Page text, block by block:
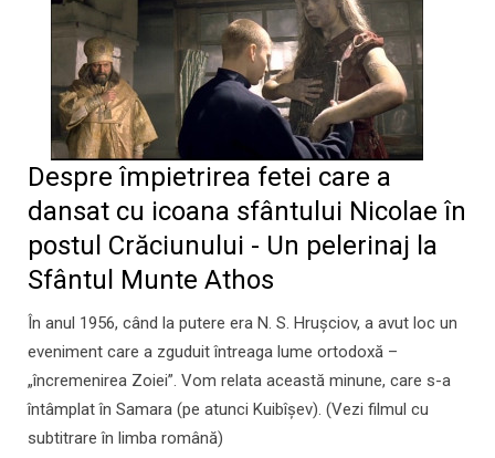
Despre împietrirea fetei care a
dansat cu icoana sfântului Nicolae în
postul Crăciunului - Un pelerinaj la
Sfântul Munte Athos
În anul 1956, când la putere era N. S. Hruşciov, a avut loc un
eveniment care a zguduit întreaga lume ortodoxă –
„încremenirea Zoiei”. Vom relata această minune, care s-a
întâmplat în Samara (pe atunci Kuibîşev). (Vezi filmul cu
subtitrare în limba română)